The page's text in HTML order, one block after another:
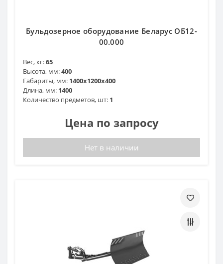
Бульдозерное оборудование Беларус ОБ12-
00.000
Вес, кг:65
Высота, мм:400
Габариты, мм: 1400x1200x400
Длина, мм: 1400
Количество предметов, шт: 1
Цена по запросу
Нет в наличии